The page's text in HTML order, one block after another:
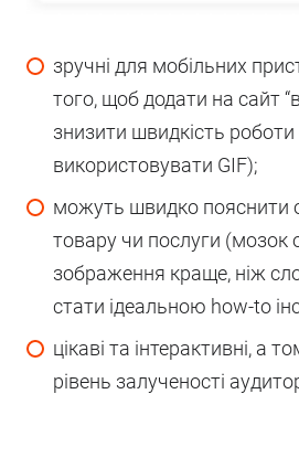
зручні для мобільних
того, щоб додати на сайт
знизити швидкість
використовувати GIF);
можуть швидко пояснити
товару чи послуги (мозок
зображення краще, ніж
стати ідеальною how-to
цікаві та інтерактивні, а
рівень залученості